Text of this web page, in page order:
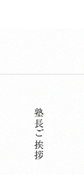
塾長ご挨拶